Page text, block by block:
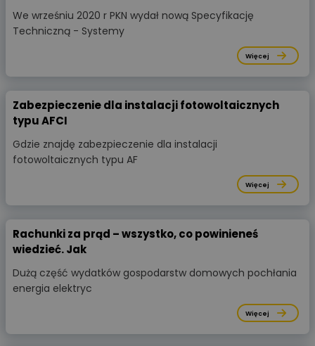
We wrześniu 2020 r PKN wydał nową Specyfikację
Techniczną - Systemy
Więcej
Zabezpieczenie dla instalacji fotowoltaicznych
typu AFCI
Gdzie znajdę zabezpieczenie dla instalacji
fotowoltaicznych typu AF
Więcej
Rachunki za prąd – wszystko, co powinieneś
wiedzieć. Jak
Dużą część wydatków gospodarstw domowych pochłania
energia elektryc
Więcej